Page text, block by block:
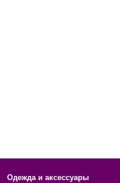
Одежда и аксессуары